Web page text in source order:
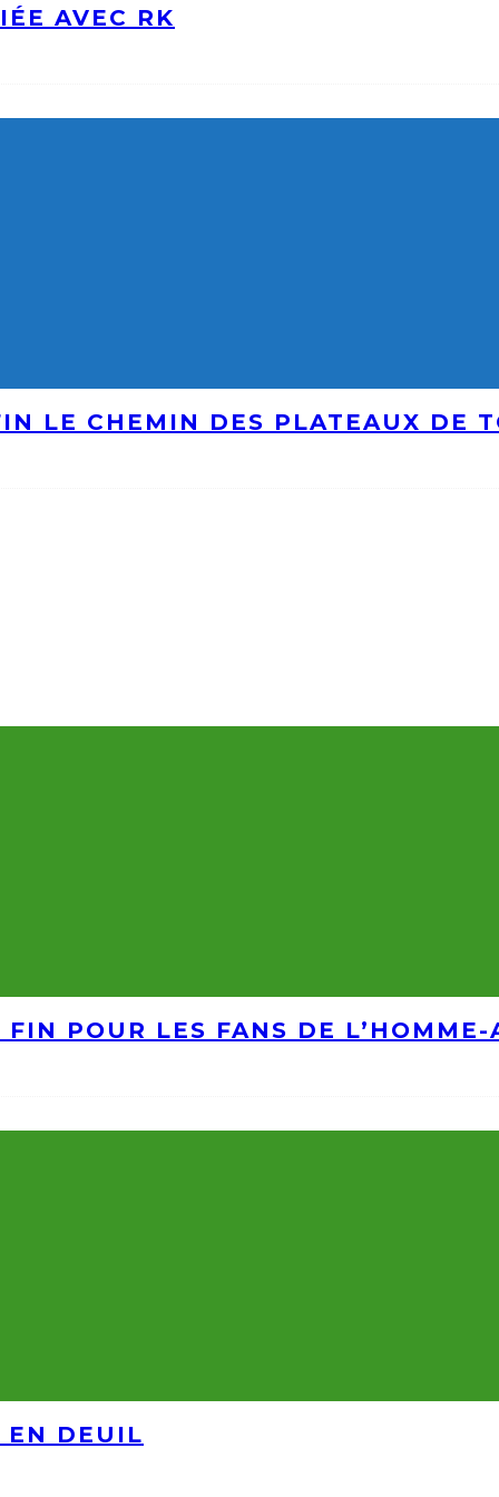
AVEC RK
LE CHEMIN DES PLATEAUX DE
POUR LES FANS DE L’HOMME-
EN DEUIL